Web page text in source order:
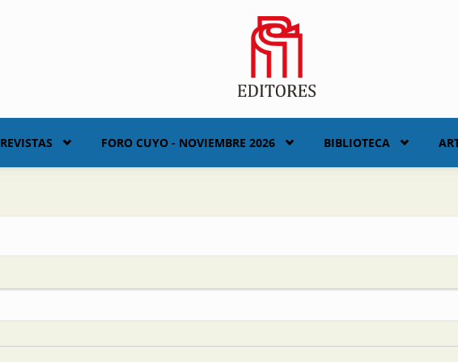
REVISTAS FORO CUYO - NOVIEMBRE 2026 BIBLIOTECA